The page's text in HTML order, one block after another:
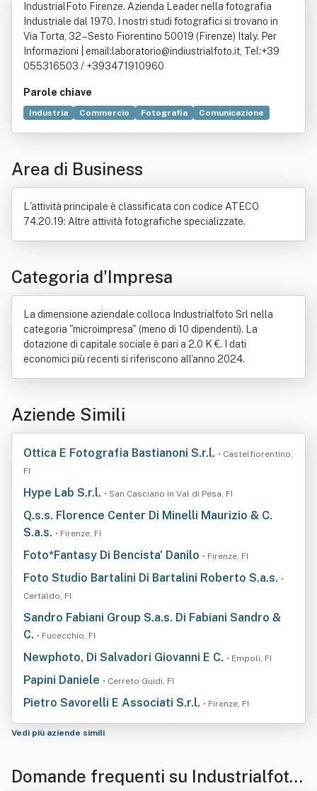
IndustrialFoto Firenze. Azienda Leader nella fotografia
Industriale dal 1970. I nostri studi fotografici si trovano in
Via Torta, 32 – Sesto Fiorentino 50019 (Firenze) Italy. Per
Informazioni | email:laboratorio@indiustrialfoto.it, Tel:+39
055316503 / +393471910960
Parole chiave
Industria Commercio Fotografia
Comunicazione
Locazione
Area di Business
L'attività principale è classificata con codice ATECO
74.20.19: Altre attività fotografiche specializzate.
Categoria d'Impresa
La dimensione aziendale colloca Industrialfoto Srl nella
categoria "microimpresa" (meno di 10 dipendenti). La
dotazione di capitale sociale è pari a 2.0 K €. I dati
economici più recenti si riferiscono all'anno 2024.
Aziende Simili
Ottica E Fotografia Bastianoni S.r.l. • Castelfiorentino,
FI
Hype Lab S.r.l. • San Casciano in Val di Pesa, FI
Q.s.s. Florence Center Di Minelli Maurizio & C.
S.a.s. • Firenze, FI
Foto*Fantasy Di Bencista' Danilo • Firenze, FI
Foto Studio Bartalini Di Bartalini Roberto S.a.s. •
Certaldo, FI
Sandro Fabiani Group S.a.s. Di Fabiani Sandro &
C. • Fucecchio, FI
Newphoto, Di Salvadori Giovanni E C. • Empoli, FI
Papini Daniele • Cerreto Guidi, FI
Pietro Savorelli E Associati S.r.l. • Firenze, FI
Vedi più aziende simili
Domande frequenti su Industrialfoto